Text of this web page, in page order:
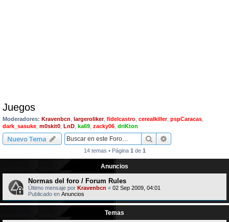
Juegos
Moderadores: Kravenbcn largeroliker, fidelcastro cerealkiller, pspCaracas
dark_sasuke m0skit0 LnD ka69 zacky06 driKton
Nuevo Tema Buscar
14 temas • Página 1 de 1
Anuncios
Normas del foro / Forum Rules
Último mensaje por Kravenbcn « 02 Sep 2009, 04:01
Publicado en Anuncios
Temas